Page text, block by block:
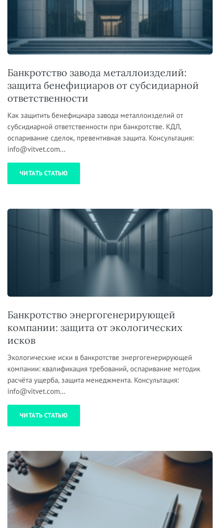
Банкротство завода металлоизделий:
защита бенефициаров от субсидиарной
ответственности
Как защитить бенефициара завода металлоизделий от
субсидиарной ответственности при банкротстве. КДЛ,
оспаривание сделок, превентивная защита. Консультация:
info@vitvet.com...
ЧИТАТЬ СТАТЬЮ
Банкротство энергогенерирующей
компании: защита от экологических
исков
Экологические иски в банкротстве энергогенерирующей
компании: квалификация требований, оспаривание методик
расчёта ущерба, защита менеджмента. Консультация:
info@vitvet.com...
ЧИТАТЬ СТАТЬЮ